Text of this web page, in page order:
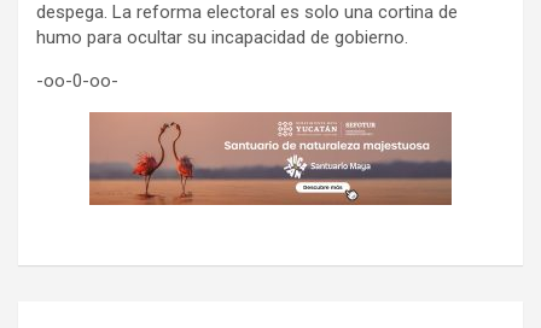
despega. La reforma electoral es solo una cortina de
humo para ocultar su incapacidad de gobierno.
-oo-0-oo-